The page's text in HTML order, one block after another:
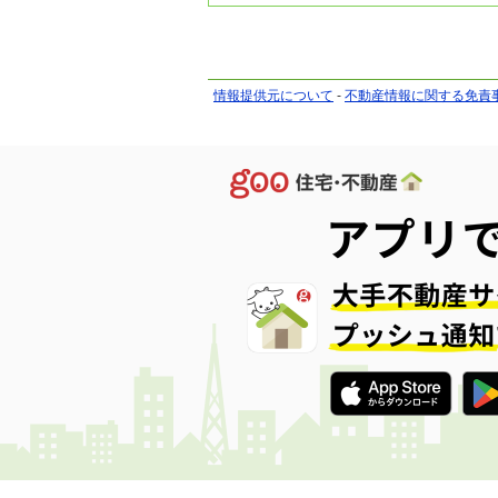
情報提供元について - 不動産情報に関する免責